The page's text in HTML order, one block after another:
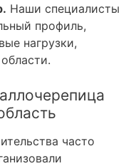
Наши специалисты
профиль,
нагрузки,
часто